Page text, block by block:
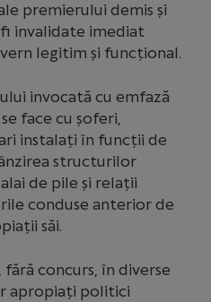
premierului demis și
invalidate imediat
legitim și funcțional.
invocată cu emfază
face cu șoferi,
instalați în funcții de
structurilor
de pile și relații
conduse anterior de
săi.
concurs, în diverse
apropiați politici